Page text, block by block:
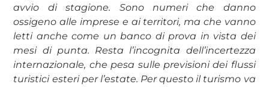
avvio di stagione. Sono numeri che danno
ossigeno alle imprese e ai territori, ma che vanno
letti anche come un banco di prova in vista dei
mesi di punta. Resta l’incognita dell’incertezza
internazionale, che pesa sulle previsioni dei flussi
turistici esteri per l’estate. Per questo il turismo va